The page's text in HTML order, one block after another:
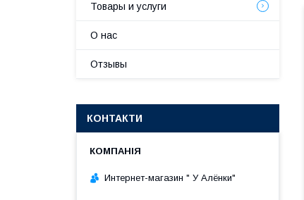
Товары и услуги
О нас
Отзывы
КОНТАКТИ
Интернет-магазин " У Алёнки"